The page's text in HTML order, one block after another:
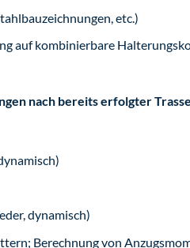
etc.)
auf kombinierbare
nach bereits erfolgter
dynamisch)
Berechnung von